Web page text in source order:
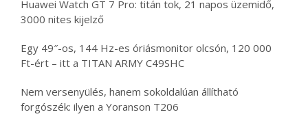
Huawei Watch GT 7 Pro: titán tok, 21 napos üzemidő,
3000 nites kijelző
Egy 49″-os, 144 Hz-es óriásmonitor olcsón, 120 000
Ft-ért – itt a TITAN ARMY C49SHC
Nem versenyülés, hanem sokoldalúan állítható
forgószék: ilyen a Yoranson T206